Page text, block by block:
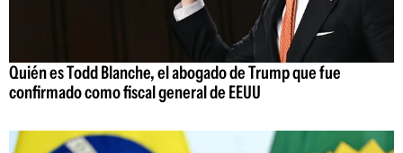
Quién es Todd Blanche, el abogado de Trump que fue
confirmado como fiscal general de EEUU